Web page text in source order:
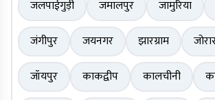
जलपाईगुड़ी जमालपुर जामुरिया
जंगीपुर
जयनगर झारग्राम
जॉयपुर
काकद्वीप कालचीनी